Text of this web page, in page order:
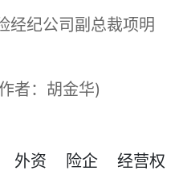
经纪公司副总裁项明
者：胡金华)
外资 险企
经营权